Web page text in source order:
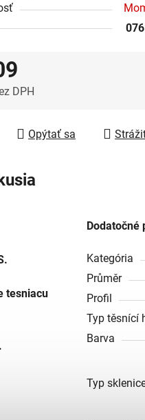
DPH
Opýtať sa
tesniacu
Dodatočné
Kategória
Průměr
Profil
Typ těsnící
Barva
Typ